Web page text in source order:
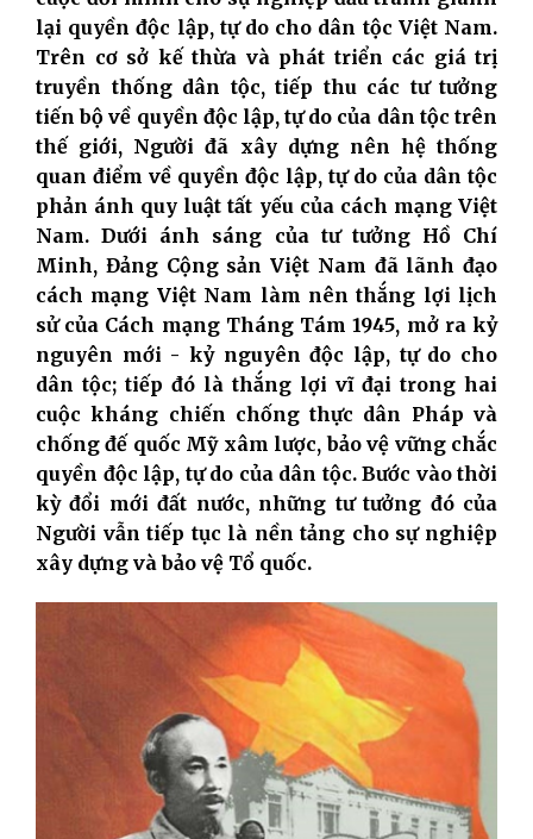
lại quyền độc lập, tự do cho dân tộc Việt Nam.
Trên cơ sở kế thừa và phát triển các giá trị
truyền thống dân tộc, tiếp thu các tư tưởng
tiến bộ về quyền độc lập, tự do của dân tộc trên
thế giới, Người đã xây dựng nên hệ thống
quan điểm về quyền độc lập, tự do của dân tộc
phản ánh quy luật tất yếu của cách mạng Việt
Nam. Dưới ánh sáng của tư tưởng Hồ Chí
Minh, Đảng Cộng sản Việt Nam đã lãnh đạo
cách mạng Việt Nam làm nên thắng lợi lịch
sử của Cách mạng Tháng Tám 1945, mở ra kỷ
nguyên mới - kỷ nguyên độc lập, tự do cho
dân tộc; tiếp đó là thắng lợi vĩ đại trong hai
cuộc kháng chiến chống thực dân Pháp và
chống đế quốc Mỹ xâm lược, bảo vệ vững chắc
quyền độc lập, tự do của dân tộc. Bước vào thời
kỳ đổi mới đất nước, những tư tưởng đó của
Người vẫn tiếp tục là nền tảng cho sự nghiệp
xây dựng và bảo vệ Tổ quốc.